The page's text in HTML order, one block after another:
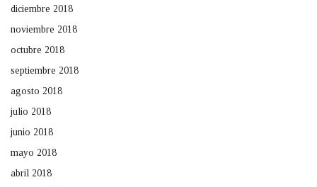
diciembre 2018
noviembre 2018
octubre 2018
septiembre 2018
agosto 2018
julio 2018
junio 2018
mayo 2018
abril 2018